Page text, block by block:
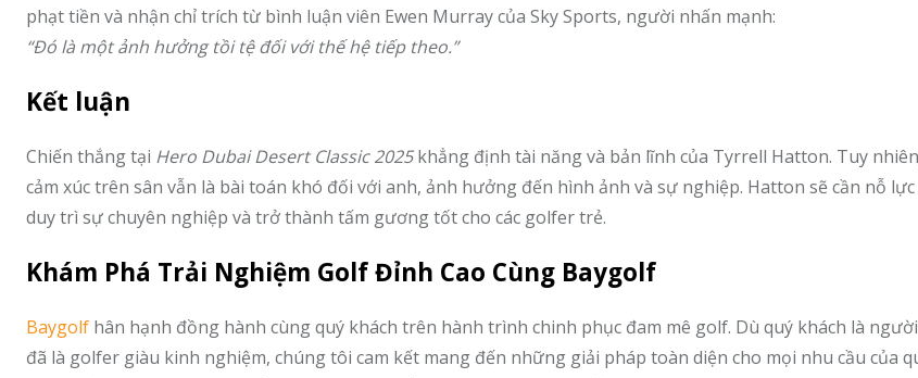
phạt tiền và nhận chỉ trích từ bình luận viên Ewen Murray của Sky Sports, người nhấn mạnh:
“Đó là một ảnh hưởng tồi tệ đối với thế hệ tiếp theo.”
Kết luận
Chiến thắng tại Hero Dubai Desert Classic 2025khẳng định tài năng và bản lĩnh của Tyrrell Hatton. Tuy
cảm xúc trên sân vẫn là bài toán khó đối với anh, ảnh hưởng đến hình ảnh và sự nghiệp. Hatton sẽ cần nỗ
duy trì sự chuyên nghiệp và trở thành tấm gương tốt cho các golfer trẻ.
Khám Phá Trải Nghiệm Golf Đỉnh Cao Cùng Baygolf
Baygolf hân hạnh đồng hành cùng quý khách trên hành trình chinh phục đam mê golf. Dù quý khách là
đã là golfer giàu kinh nghiệm, chúng tôi cam kết mang đến những giải pháp toàn diện cho mọi nhu cầu của